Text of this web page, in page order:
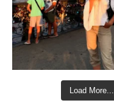
Load More...